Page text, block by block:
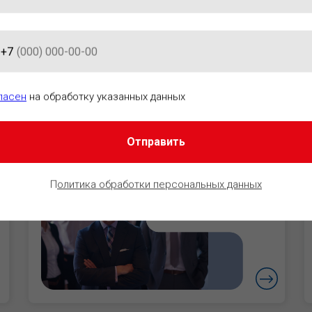
ПРАВОВОГО
Руководители
Уверенность в
безопасности
+7
на обработку указанных данных
Отправить
Политика обработки персональных данных